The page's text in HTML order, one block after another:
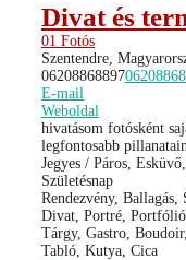
Divat és
01 Fotós
Szentendre,
06208868897
E-mail
Weboldal
hivatásom fotósként
legfontosabb
Jegyes / Páros,
Születésnap
Rendezvény, Ballagás,
Divat, Portré,
Tárgy, Gastro,
Tabló, Kutya, Cica